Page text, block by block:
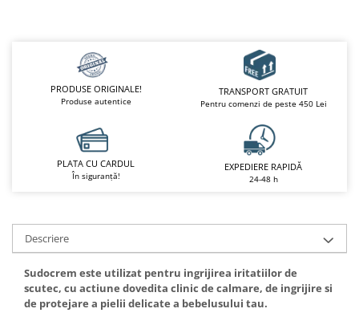
PRODUSE ORIGINALE!
Produse autentice
TRANSPORT GRATUIT
Pentru comenzi de peste 450 Lei
PLATA CU CARDUL
În siguranță!
EXPEDIERE RAPIDĂ
24-48 h
Descriere
Sudocrem este utilizat pentru ingrijirea iritatiilor de
scutec, cu actiune dovedita clinic de calmare, de ingrijire si
de protejare a pielii delicate a bebelusului tau.